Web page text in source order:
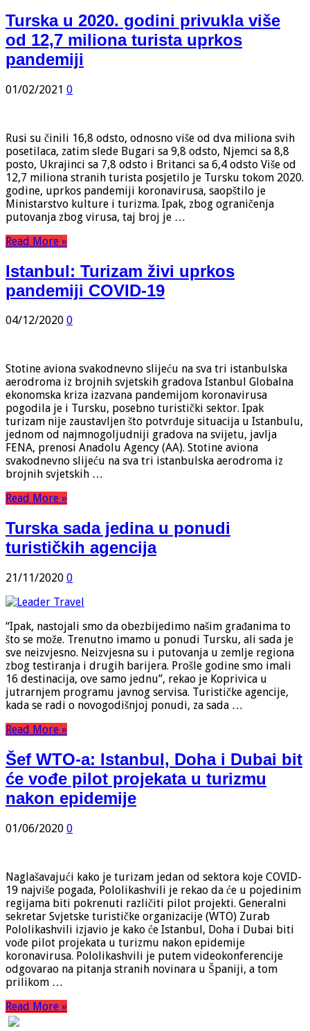
Turska u 2020. godini privukla više
od 12,7 miliona turista uprkos
pandemiji
01/02/2021 0
Rusi su činili 16,8 odsto, odnosno više od dva miliona svih
posetilaca, zatim slede Bugari sa 9,8 odsto, Njemci sa 8,8
posto, Ukrajinci sa 7,8 odsto i Britanci sa 6,4 odsto Više od
12,7 miliona stranih turista posjetilo je Tursku tokom 2020.
godine, uprkos pandemiji koronavirusa, saopštilo je
Ministarstvo kulture i turizma. Ipak, zbog ograničenja
putovanja zbog virusa, taj broj je …
Read More »
Istanbul: Turizam živi uprkos
pandemiji COVID-19
04/12/2020 0
Stotine aviona svakodnevno slijeću na sva tri istanbulska
aerodroma iz brojnih svjetskih gradova Istanbul Globalna
ekonomska kriza izazvana pandemijom koronavirusa
pogodila je i Tursku, posebno turistički sektor. Ipak
turizam nije zaustavljen što potvrđuje situacija u Istanbulu,
jednom od najmnogoljudniji gradova na svijetu, javlja
FENA, prenosi Anadolu Agency (AA). Stotine aviona
svakodnevno slijeću na sva tri istanbulska aerodroma iz
brojnih svjetskih …
Read More »
Turska sada jedina u ponudi
turističkih agencija
21/11/2020 0
“Ipak, nastojali smo da obezbijedimo našim građanima to
što se može. Trenutno imamo u ponudi Tursku, ali sada je
sve neizvjesno. Neizvjesna su i putovanja u zemlje regiona
zbog testiranja i drugih barijera. Prošle godine smo imali
16 destinacija, ove samo jednu”, rekao je Koprivica u
jutrarnjem programu javnog servisa. Turističke agencije,
kada se radi o novogodišnjoj ponudi, za sada …
Read More »
Šef WTO-a: Istanbul, Doha i Dubai bit
će vođe pilot projekata u turizmu
nakon epidemije
01/06/2020 0
Naglašavajući kako je turizam jedan od sektora koje COVID-
19 najviše pogađa, Pololikashvili je rekao da će u pojedinim
regijama biti pokrenuti različiti pilot projekti. Generalni
sekretar Svjetske turističke organizacije (WTO) Zurab
Pololikashvili izjavio je kako će Istanbul, Doha i Dubai biti
vođe pilot projekata u turizmu nakon epidemije
koronavirusa. Pololikashvili je putem videokonferencije
odgovarao na pitanja stranih novinara u Španiji, a tom
prilikom …
Read More »